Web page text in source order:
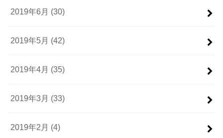
2019年6月 (30)
2019年5月 (42)
2019年4月 (35)
2019年3月 (33)
2019年2月 (4)